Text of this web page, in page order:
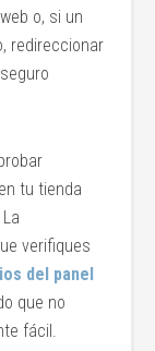
o, si un
redireccionar
tu tienda
La
verifiques
del panel
que no
fácil.